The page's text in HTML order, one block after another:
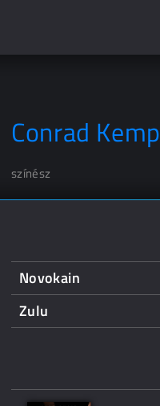
Conrad Kemp
színész
Novokain
Zulu